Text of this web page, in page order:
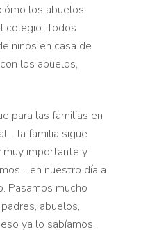
los abuelos
colegio. Todos
niños en casa de
los abuelos,
para las familias en
la familia sigue
muy importante y
nuestro día a
Pasamos mucho
padres, abuelos,
ya lo sabíamos.